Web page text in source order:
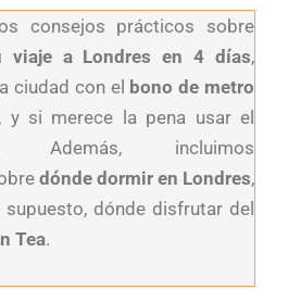
consejos prácticos sobre
viaje a Londres en 4 días,
ciudad con el bono de metro
, y si merece la pena usar el
Además, incluimos
dónde dormir en Londres,
dónde disfrutar del
Tea.